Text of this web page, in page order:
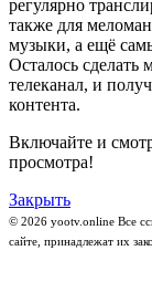
регулярно
также для
музыки, а ещё
Осталось сделать
телеканал, и
контента.
Включайте и
просмотра!
Закрыть
© 2026 yootv.online Все
сайте, принадлежат их